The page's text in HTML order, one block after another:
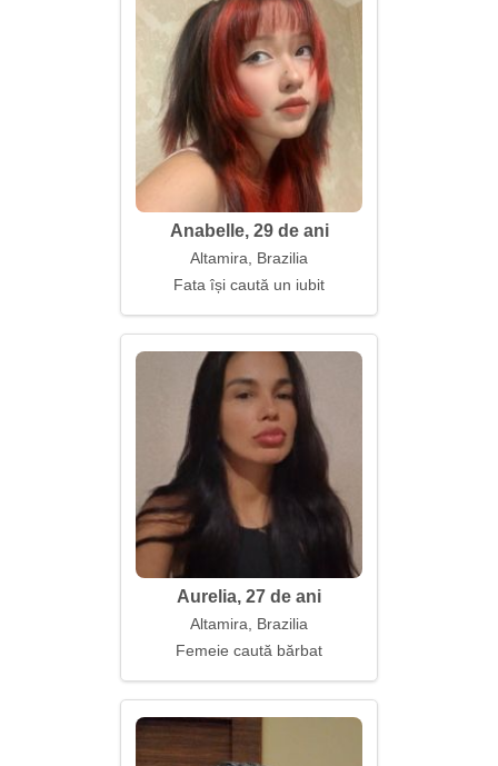
Anabelle, 29 de ani
Altamira, Brazilia
Fata își caută un iubit
Aurelia, 27 de ani
Altamira, Brazilia
Femeie caută bărbat